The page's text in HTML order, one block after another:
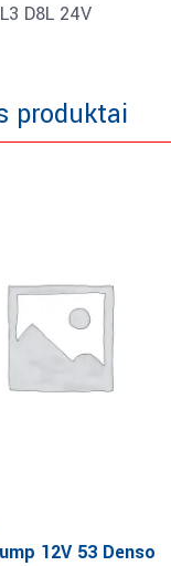
D8L 24V
produktai
12V 53 Denso